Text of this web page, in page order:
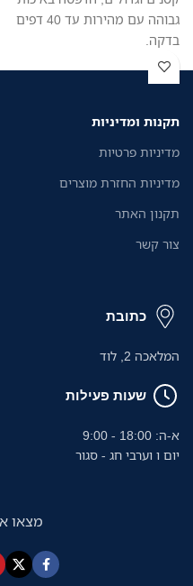
גבוהה עם מהירות עד 40 דפים
בדקה.
תקנות ומדיניות
מדיניות פרטיות
מדיניות החזרת מוצרים
תקנון האתר
צור קשר
כתובת
המלאכה 2, לוד
שעות פעילות
א-ה: 18:00 - 9:00
יום ו וערבי חג - סגור
מצאו